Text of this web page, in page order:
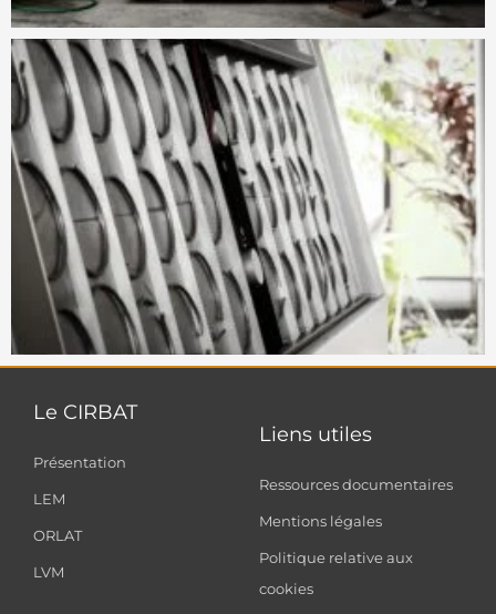
Le CIRBAT
Présentation
LEM
ORLAT
LVM
Liens utiles
Ressources documentaires
Mentions légales
Politique relative aux
cookies